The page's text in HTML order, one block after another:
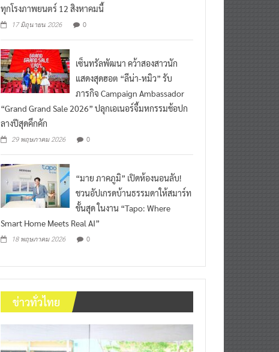
ทุกโรงภาพยนตร์ 12 สิงหาคมนี้
17 มิถุนายน 2026 0
เซ็นทรัลพัฒนา คว้าสองสาวนัก
แสดงสุดฮอต “ลีน่า-หมิว” รับ
ภารกิจ Campaign Ambassador
“Grand Grand Sale 2026” ปลุกเอเนอร์จี้มหกรรมช้อปก
ลางปีสุดคึกคัก
29 พฤษภาคม 2026 0
“มาย ภาคภูมิ” เปิดห้องนอนลับ!
ชวนอัปเกรดบ้านธรรมดาให้สมาร์ท
ขั้นสุด ในงาน “Tapo: Where
Smart Home Meets Real AI”
18 พฤษภาคม 2026 0
ข่าวทั่วไทย